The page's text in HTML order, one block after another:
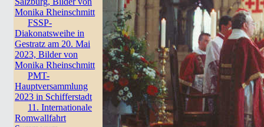
Monika Rheinschmitt
FSSP-
Diakonatsweihe in
Gestratz am 20. Mai
2023, Bilder von
Monika Rheinschmitt
PMT-
Hauptversammlung
2023 in Schifferstadt
11. Internationale
Romwallfahrt